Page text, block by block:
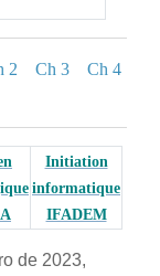
2 Ch 3
Ch 4
Initiation
informatique
IFADEM
de 2023,